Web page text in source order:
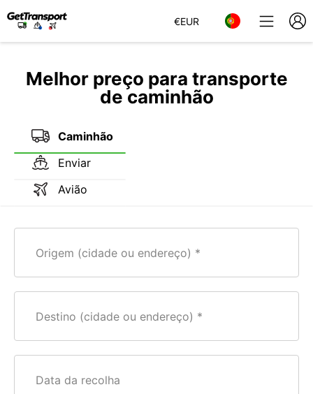
€EUR
Melhor preço para transporte
de caminhão
Caminhão
Enviar
Avião
Origem (cidade ou endereço)
Destino (cidade ou endereço)
Data da recolha